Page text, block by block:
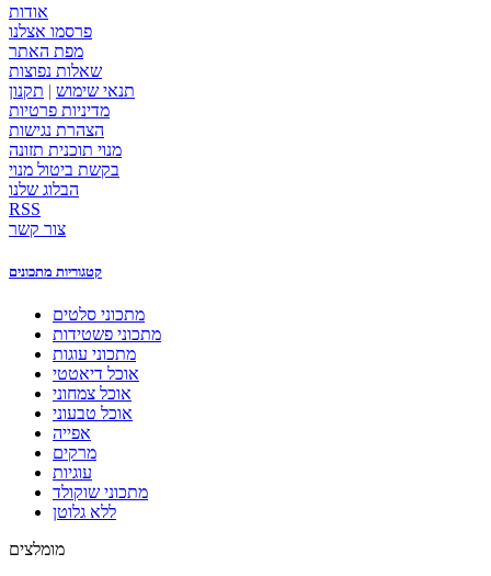
אודות
פרסמו אצלנו
מפת האתר
שאלות נפוצות
תנאי שימוש | תקנון
מדיניות פרטיות
הצהרת נגישות
מנוי תוכנית תזונה
בקשת ביטול מנוי
הבלוג שלנו
RSS
צור קשר
קטגוריות מתכונים
מתכוני סלטים
מתכוני פשטידות
מתכוני עוגות
אוכל דיאטטי
אוכל צמחוני
אוכל טבעוני
אפייה
מרקים
עוגיות
מתכוני שוקולד
ללא גלוטן
מומלצים